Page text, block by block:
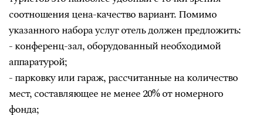
соотношения цена-качество вариант. Помимо
указанного набора услуг отель должен предложить:
- конференц-зал, оборудованный необходимой
аппаратурой;
- парковку или гараж, рассчитанные на количество
мест, составляющее не менее 20% от номерного
фонда;